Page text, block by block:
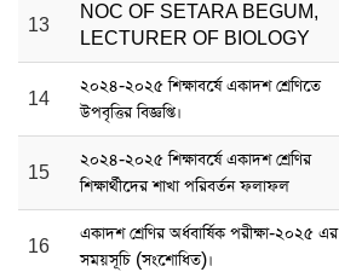
13
NOC OF SETARA BEGUM,
LECTURER OF BIOLOGY
14
২০২৪-২০২৫ শিক্ষাবর্ষে একাদশ শ্রেণিতে
উপবৃত্তির বিজ্ঞপ্তি।
15
২০২৪-২০২৫ শিক্ষাবর্ষে একাদশ শ্রেণির
শিক্ষার্থীদের শাখা পরিবর্তন ফলাফল
16
একাদশ শ্রেণির অর্ধবার্ষিক পরীক্ষা-২০২৫ এর
সময়সূচি (সংশোধিত)।